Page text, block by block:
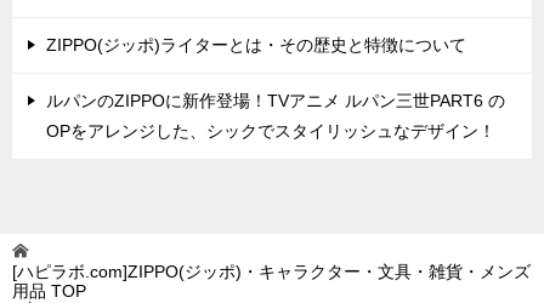
ZIPPO(ジッポ)ライターとは・その歴史と特徴について
ルパンのZIPPOに新作登場！TVアニメ ルパン三世PART6 の
OPをアレンジした、シックでスタイリッシュなデザイン！
[ハピラボ.com]ZIPPO(ジッポ)・キャラクター・文具・雑貨・メンズ
用品 TOP